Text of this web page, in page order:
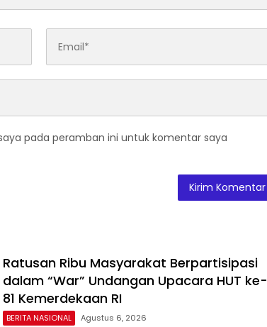
pada peramban ini untuk komentar saya
Ratusan Ribu Masyarakat Berpartisipasi
dalam “War” Undangan Upacara HUT ke-
81 Kemerdekaan RI
BERITA NASIONAL Agustus 6, 2026